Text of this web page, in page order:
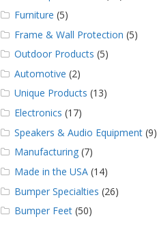
Furniture (5)
Frame & Wall Protection (5)
Outdoor Products (5)
Automotive (2)
Unique Products (13)
Electronics (17)
Speakers & Audio Equipment(9)
Manufacturing(7)
Made in the USA(14)
Bumper Specialties (26)
Bumper Feet(50)